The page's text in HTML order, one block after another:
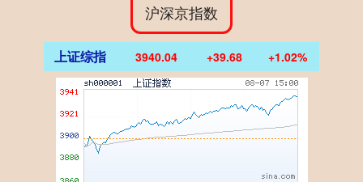
沪深京指数
上证综指 3940.04 +39.68 +1.02%